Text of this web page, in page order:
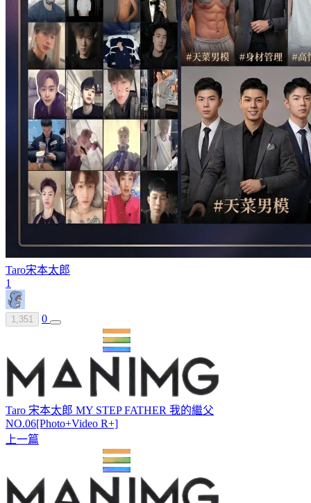
Taro宋本太郎
1
1,351 0
Taro 宋本太郎 MY STEP FATHER 我的繼父
NO.06[Photo+Video R+]
上一篇